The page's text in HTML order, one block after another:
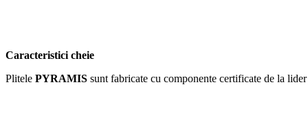
Caracteristici cheie
Plitele PYRAMIS sunt fabricate cu componente certificate de la